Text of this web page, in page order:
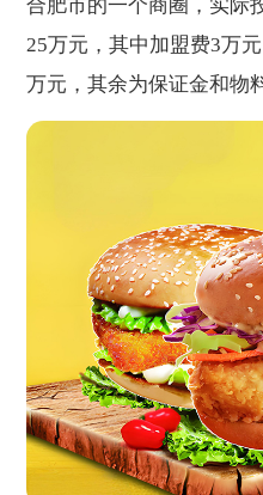
合肥市的一个商圈，实际
25万元，其中加盟费3万
万元，其余为保证金和物